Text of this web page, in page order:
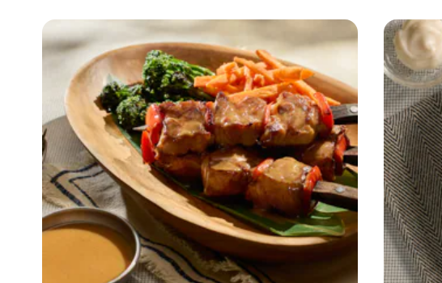
个
recipe
提
香
蜆
殼
粉
的
平
均
评
分
为
3.0，
共
5
分，
评
分
为
1。